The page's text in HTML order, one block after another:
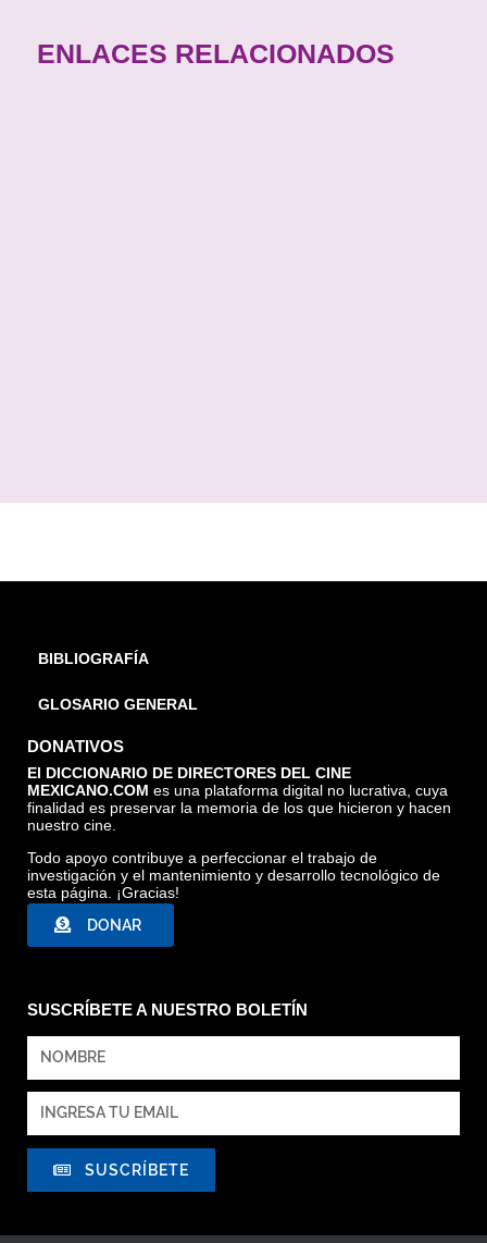
ENLACES RELACIONADOS
BIBLIOGRAFÍA
GLOSARIO GENERAL
DONATIVOS
El DICCIONARIO DE DIRECTORES DEL CINE
MEXICANO.COM es una plataforma digital no lucrativa, cuya
finalidad es preservar la memoria de los que hicieron y hacen
nuestro cine.
Todo apoyo contribuye a perfeccionar el trabajo de
investigación y el mantenimiento y desarrollo tecnológico de
esta página. ¡Gracias!
DONAR
SUSCRÍBETE A NUESTRO BOLETÍN
SUSCRÍBETE